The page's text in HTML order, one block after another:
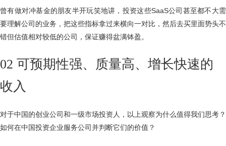
曾有做对冲基金的朋友半开玩笑地讲，投资这些SaaS公司甚至都不大需
要理解公司的业务，把这些指标拿过来横向一对比，然后去买里面势头不
错但估值相对较低的公司，保证赚得盆满钵盈。
02 可预期性强、质量高、增长快速的
收入
对于中国的创业公司和一级市场投资人，以上观察为什么值得我们思考？
如何在中国投资企业服务公司并判断它们的价值？